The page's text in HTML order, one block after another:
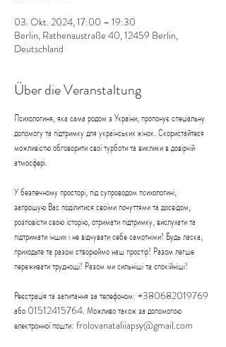
03. Okt. 2024, 17:00 – 19:30
Berlin, Rathenaustraße 40, 12459 Berlin,
Deutschland
Über die Veranstaltung
Психологиня, яка сама родом з України, пропонує спеціальну
допомогу та підтримку для українських жінок. Скористайтеся
можливістю обговорити свої турботи та виклики в довірчій
атмосфері.
У безпечному просторі, під супроводом психологині,
запрошую Вас поділитися своїми почуттями та досвідом,
розповісти свою історію, отримати підтримку, вислухати та
підтримати інших і не відчувати себе самотніми! Будь ласка,
приходьте та разом створюймо наш простір! Разом легше
переживати труднощі! Разом ми сильніші та спокійніші!
Реєстрація та запитання за телефоном: +380682019769
або 01512415764. Можливо також за допомогою
електронної пошти: frolovanataliiapsy@gmail.com